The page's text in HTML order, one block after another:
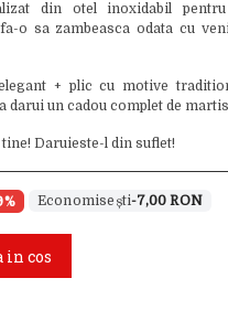
din otel inoxidabil
o sa zambeasca odata cu
+ plic cu motive
darui un cadou complet de
Daruieste-l din suflet!
-7,00 RON
in cos